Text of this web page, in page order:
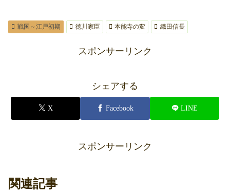
戦国～江戸初期 徳川家臣 本能寺の変 織田信長
スポンサーリンク
シェアする
X Facebook LINE
スポンサーリンク
関連記事